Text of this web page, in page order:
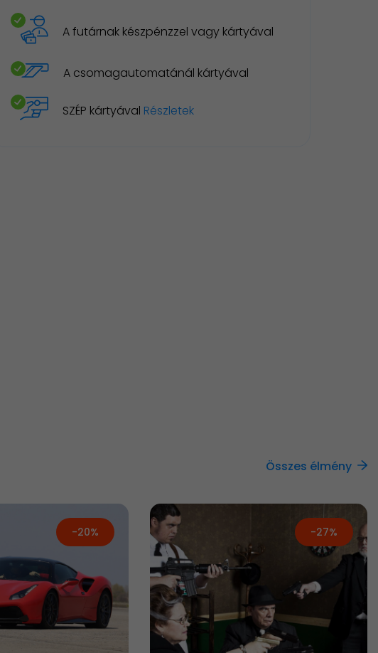
A futárnak készpénzzel vagy kártyával
A csomagautomatánál kártyával
SZÉP kártyával Részletek
Összes élmény
-20% -27%